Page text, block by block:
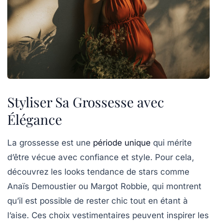
Styliser Sa Grossesse avec
Élégance
La grossesse est une période unique qui mérite
d’être vécue avec confiance et style. Pour cela,
découvrez les looks tendance de stars comme
Anaïs Demoustier ou Margot Robbie, qui montrent
qu’il est possible de rester chic tout en étant à
l’aise. Ces choix vestimentaires peuvent inspirer les